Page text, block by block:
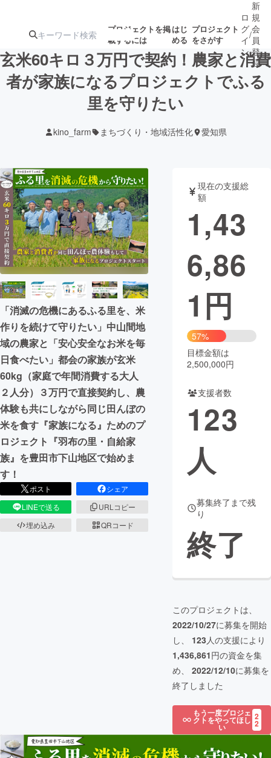
プロジェクトを掲
載するには
はじ
める
プロジェクト
をさがす
注目の新着プロ
ジェクト
募集終了が近いプ
テクノロジー・ガジェット
映像・映画 書籍・雑誌
ビジネス・起業 チャレンジ
まちづくり・地域活性化
CAMPFIRE for Social Good
CAMPFIRE Creation
CAMPFIREふるさと納税machi-ya コミュニティ
ロ
グ
イ
ン
/
新
規
会
員
登
録
玄米60キロ３万円で契約！農家と消費
者が家族になるプロジェクトでふる
里を守りたい
kino_farm まちづくり・地域活性化 愛知県
「消滅の危機にあるふる里を、米
作りを続けて守りたい」中山間地
域の農家と「安心安全なお米を毎
日食べたい」都会の家族が玄米
60kg（家庭で年間消費する大人
２人分）３万円で直接契約し、農
体験も共にしながら同じ田んぼの
米を食す『家族になる』ためのプ
ロジェクト『羽布の里・自給家
族』を豊田市下山地区で始めま
す！
ポスト
シェア
LINEで送る
URLコピー
埋め込み
QRコード
現在の支援総
額
1,43
6,86
1 円
57%
目標金額は
2,500,000円
支援者数
123
人
募集終了まで残
り
終了
このプロジェクトは、
2022/10/27に募集を開始
し、 123人の支援により
1,436,861円の資金を集
め、 2022/12/10に募集を
終了しました
もう一度プロジェ
クトをやってほし
い
2
2